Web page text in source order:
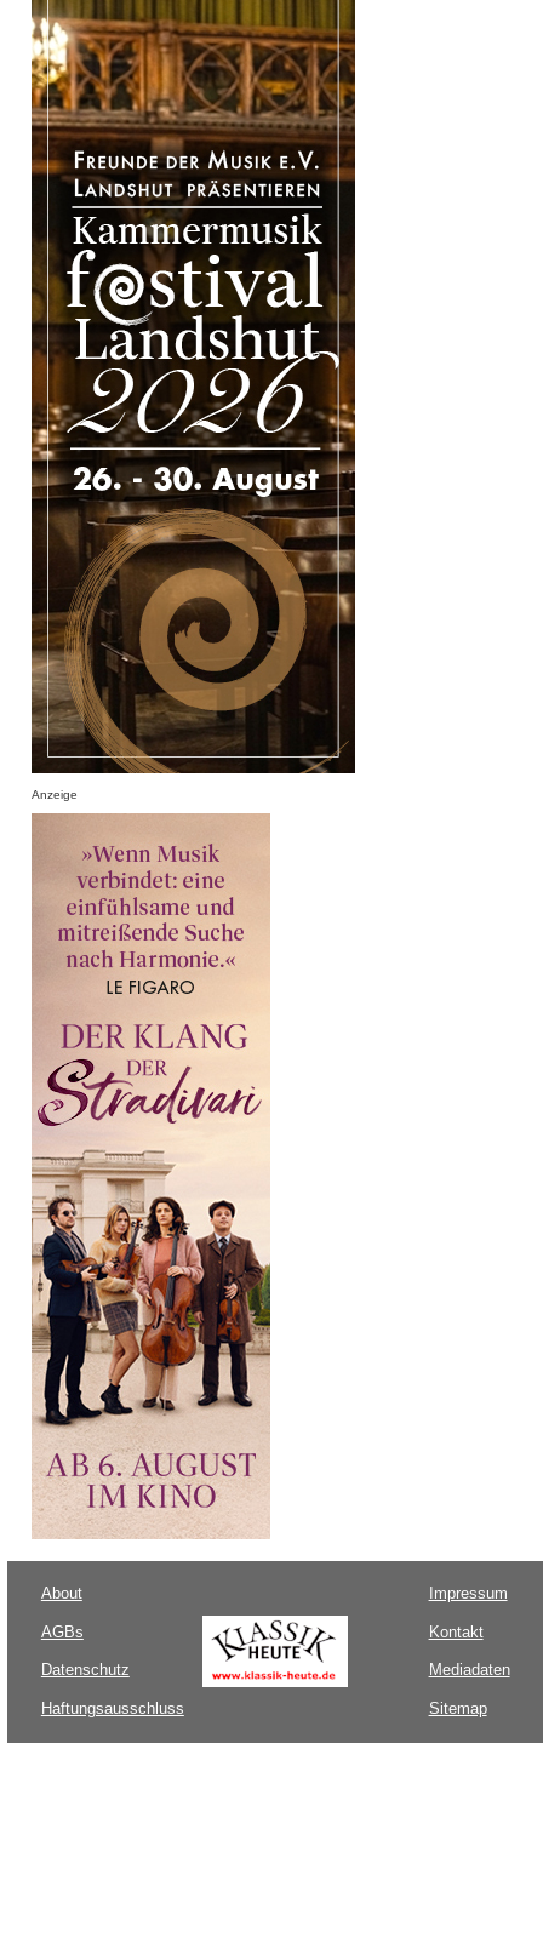
Anzeige
About
AGBs
Datenschutz
Haftungsausschluss
Impressum
Kontakt
Mediadaten
Sitemap